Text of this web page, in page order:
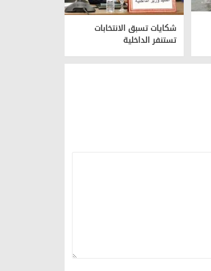
شكايات تسبق الانتخابات
تستنفر الداخلية